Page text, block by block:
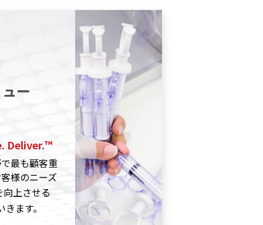
ー
Deliver.™
最も顧客重
様のニーズ
上させる
ます。